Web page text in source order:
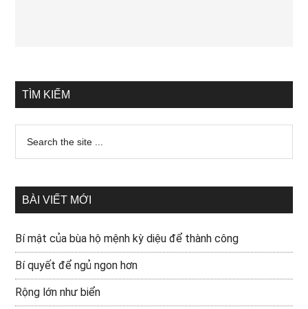
TÌM KIẾM
BÀI VIẾT MỚI
Bí mật của bùa hộ mệnh kỳ diệu để thành công
Bí quyết để ngủ ngon hơn
Rộng lớn như biển